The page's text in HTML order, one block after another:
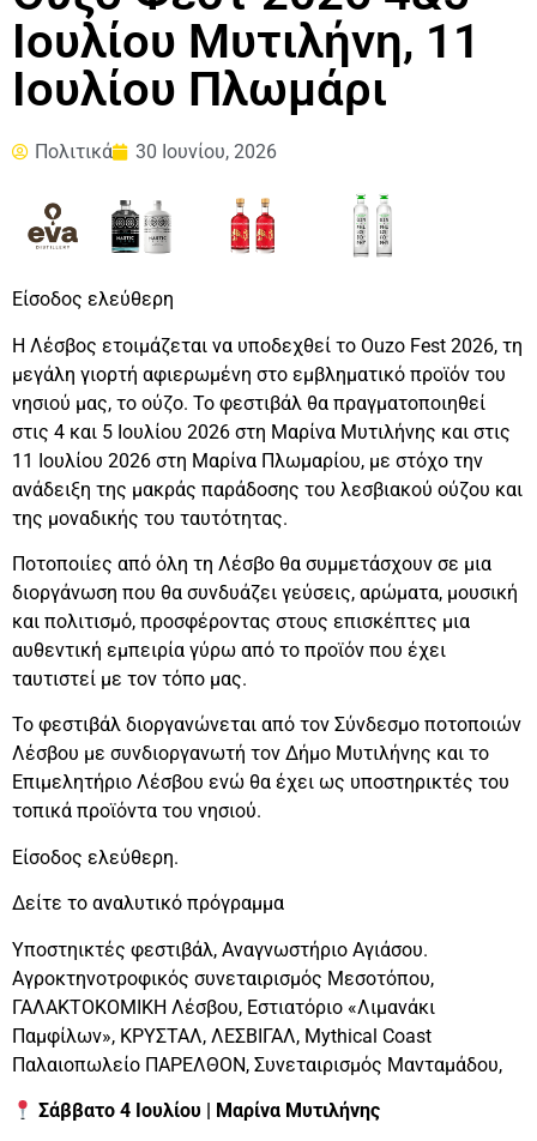
Ιουλίου Μυτιλήνη, 11
Ιουλίου Πλωμάρι
Πολιτικά 30 Ιουνίου, 2026
Είσοδος ελεύθερη
Η Λέσβος ετοιμάζεται να υποδεχθεί το Ouzo Fest 2026, τη
μεγάλη γιορτή αφιερωμένη στο εμβληματικό προϊόν του
νησιού μας, το ούζο. Το φεστιβάλ θα πραγματοποιηθεί
στις 4 και 5 Ιουλίου 2026 στη Μαρίνα Μυτιλήνης και στις
11 Ιουλίου 2026 στη Μαρίνα Πλωμαρίου, με στόχο την
ανάδειξη της μακράς παράδοσης του λεσβιακού ούζου και
της μοναδικής του ταυτότητας.
Ποτοποιίες από όλη τη Λέσβο θα συμμετάσχουν σε μια
διοργάνωση που θα συνδυάζει γεύσεις, αρώματα, μουσική
και πολιτισμό, προσφέροντας στους επισκέπτες μια
αυθεντική εμπειρία γύρω από το προϊόν που έχει
ταυτιστεί με τον τόπο μας.
Το φεστιβάλ διοργανώνεται από τον Σύνδεσμο ποτοποιών
Λέσβου με συνδιοργανωτή τον Δήμο Μυτιλήνης και το
Επιμελητήριο Λέσβου ενώ θα έχει ως υποστηρικτές του
τοπικά προϊόντα του νησιού.
Είσοδος ελεύθερη.
Δείτε το αναλυτικό πρόγραμμα
Υποστηικτές φεστιβάλ, Αναγνωστήριο Αγιάσου.
Αγροκτηνοτροφικός συνεταιρισμός Μεσοτόπου,
ΓΑΛΑΚΤΟΚΟΜΙΚΗ Λέσβου, Εστιατόριο «Λιμανάκι
Παμφίλων», ΚΡΥΣΤΑΛ, ΛΕΣΒΙΓΑΛ, Mythical Coast
Παλαιοπωλείο ΠΑΡΕΛΘΟΝ, Συνεταιρισμός Μανταμάδου,
Σάββατο 4 Ιουλίου | Μαρίνα Μυτιλήνης